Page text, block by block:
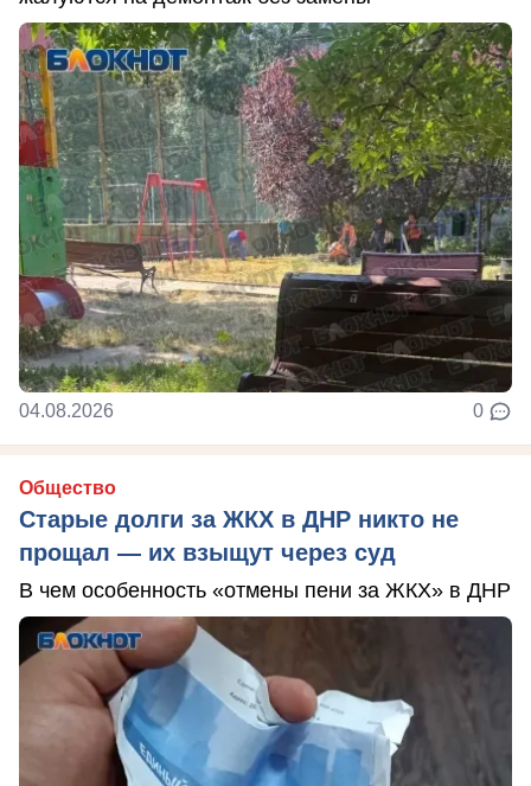
04.08.2026 0
Общество
Старые долги за ЖКХ в ДНР никто не
прощал — их взыщут через суд
В чем особенность «отмены пени за ЖКХ» в ДНР